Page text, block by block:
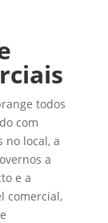
todos
com
no local, a
a
e a
comercial,